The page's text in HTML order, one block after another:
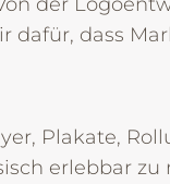
dafür, dass
Plakate,
erlebbar